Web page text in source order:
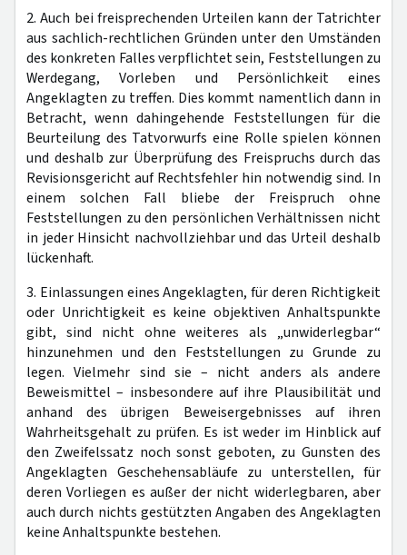
2. Auch bei freisprechenden Urteilen kann der Tatrichter
aus sachlich-rechtlichen Gründen unter den Umständen
des konkreten Falles verpflichtet sein, Feststellungen zu
Werdegang, Vorleben und Persönlichkeit eines
Angeklagten zu treffen. Dies kommt namentlich dann in
Betracht, wenn dahingehende Feststellungen für die
Beurteilung des Tatvorwurfs eine Rolle spielen können
und deshalb zur Überprüfung des Freispruchs durch das
Revisionsgericht auf Rechtsfehler hin notwendig sind. In
einem solchen Fall bliebe der Freispruch ohne
Feststellungen zu den persönlichen Verhältnissen nicht
in jeder Hinsicht nachvollziehbar und das Urteil deshalb
lückenhaft.
3. Einlassungen eines Angeklagten, für deren Richtigkeit
oder Unrichtigkeit es keine objektiven Anhaltspunkte
gibt, sind nicht ohne weiteres als „unwiderlegbar“
hinzunehmen und den Feststellungen zu Grunde zu
legen. Vielmehr sind sie – nicht anders als andere
Beweismittel – insbesondere auf ihre Plausibilität und
anhand des übrigen Beweisergebnisses auf ihren
Wahrheitsgehalt zu prüfen. Es ist weder im Hinblick auf
den Zweifelssatz noch sonst geboten, zu Gunsten des
Angeklagten Geschehensabläufe zu unterstellen, für
deren Vorliegen es außer der nicht widerlegbaren, aber
auch durch nichts gestützten Angaben des Angeklagten
keine Anhaltspunkte bestehen.